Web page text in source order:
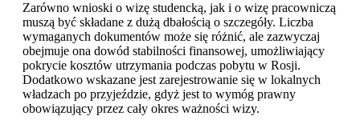
Zarówno wnioski o wizę studencką, jak i o wizę pracowniczą
muszą być składane z dużą dbałością o szczegóły. Liczba
wymaganych dokumentów może się różnić, ale zazwyczaj
obejmuje ona dowód stabilności finansowej, umożliwiający
pokrycie kosztów utrzymania podczas pobytu w Rosji.
Dodatkowo wskazane jest zarejestrowanie się w lokalnych
władzach po przyjeździe, gdyż jest to wymóg prawny
obowiązujący przez cały okres ważności wizy.